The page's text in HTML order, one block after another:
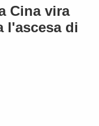
Cina vira
l'ascesa di